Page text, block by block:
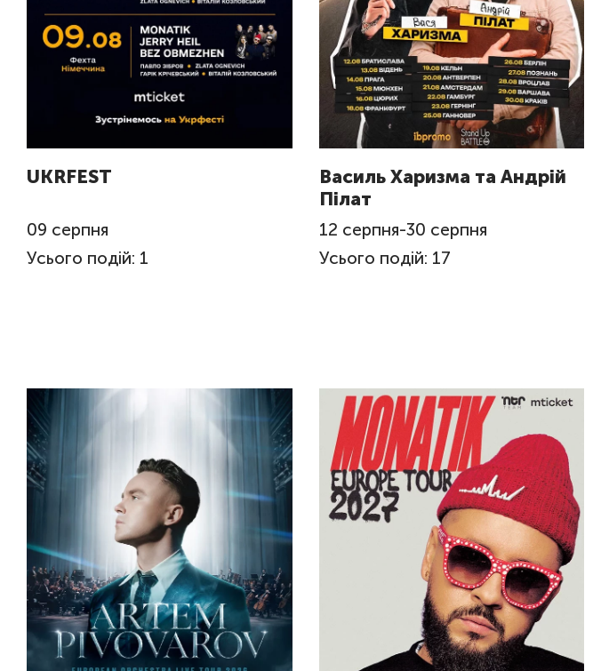
UKRFEST
09 серпня
Усього подій: 1
Василь Харизма та Андрій
Пілат
12 серпня-30 серпня
Усього подій: 17